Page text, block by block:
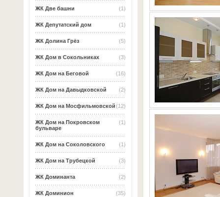
(1)
ЖК Две башни
(1)
ЖК Депутатский дом
(5)
ЖК Долина Грёз
(3)
ЖК Дом в Сокольниках
(16)
ЖК Дом на Беговой
(2)
ЖК Дом на Давыдковской
(12)
ЖК Дом на Мосфильмовской
(1)
ЖК Дом на Покровском
бульваре
(1)
ЖК Дом на Соколовского
(3)
ЖК Дом на Трубецкой
(2)
ЖК Доминанта
(35)
ЖК Доминион